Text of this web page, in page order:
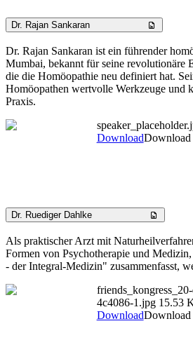
Dr. Rajan Sankaran
Dr. Rajan Sankaran ist ein führender
Mumbai, bekannt für seine revolutionäre
die die Homöopathie neu definiert hat.
Homöopathen wertvolle Werkzeuge und
Praxis.
DownloadDownload
Dr. Ruediger Dahlke
Als praktischer Arzt mit
Formen von Psychotherapie und
- der Integral-Medizin" zusammenfasst,
4c4086-1.jpg 15.53
DownloadDownload